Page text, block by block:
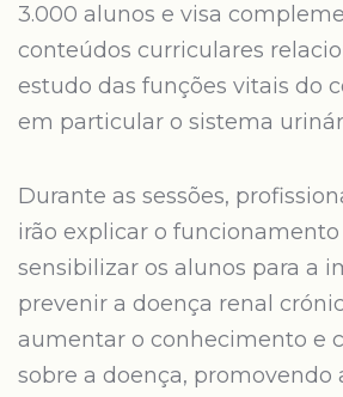
3.000 alunos e visa
conteúdos curriculares
estudo das funções vitais do
em particular o sistema
Durante as sessões,
irão explicar o
sensibilizar os alunos para a
prevenir a doença renal
aumentar o conhecimento e
sobre a doença, promovendo